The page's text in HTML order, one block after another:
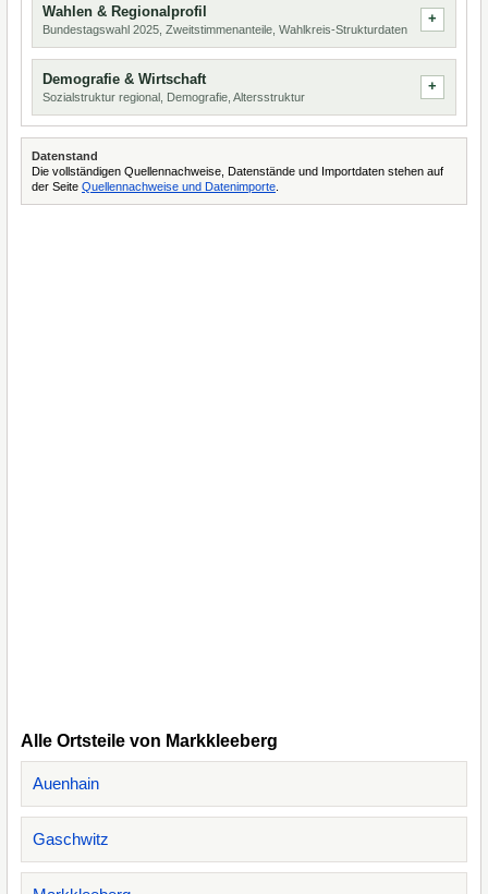
Wahlen & Regionalprofil
Bundestagswahl 2025, Zweitstimmenanteile, Wahlkreis-Strukturdaten
Demografie & Wirtschaft
Sozialstruktur regional, Demografie, Altersstruktur
Datenstand
Die vollständigen Quellennachweise, Datenstände und Importdaten stehen auf
der Seite Quellennachweise und Datenimporte
Alle Ortsteile von Markkleeberg
Auenhain
Gaschwitz